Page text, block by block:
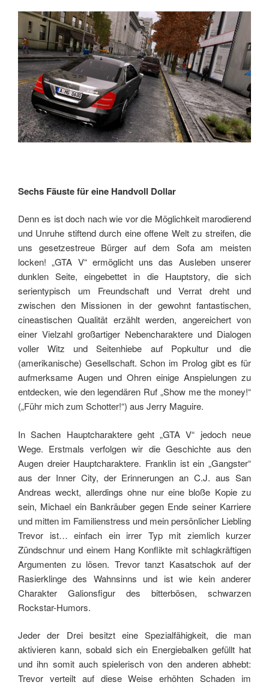
Sechs Fäuste für eine Handvoll Dollar
Denn es ist doch nach wie vor die Möglichkeit marodierend
und Unruhe stiftend durch eine offene Welt zu streifen, die
uns gesetzestreue Bürger auf dem Sofa am meisten
locken! „GTA V“ ermöglicht uns das Ausleben unserer
dunklen Seite, eingebettet in die Hauptstory, die sich
serientypisch um Freundschaft und Verrat dreht und
zwischen den Missionen in der gewohnt fantastischen,
cineastischen Qualität erzählt werden, angereichert von
einer Vielzahl großartiger Nebencharaktere und Dialogen
voller Witz und Seitenhiebe auf Popkultur und die
(amerikanische) Gesellschaft. Schon im Prolog gibt es für
aufmerksame Augen und Ohren einige Anspielungen zu
entdecken, wie den legendären Ruf „Show me the money!“
(„Führ mich zum Schotter!“) aus Jerry Maguire.
In Sachen Hauptcharaktere geht „GTA V“ jedoch neue
Wege. Erstmals verfolgen wir die Geschichte aus den
Augen dreier Hauptcharaktere. Franklin ist ein „Gangster“
aus der Inner City, der Erinnerungen an C.J. aus San
Andreas weckt, allerdings ohne nur eine bloße Kopie zu
sein, Michael ein Bankräuber gegen Ende seiner Karriere
und mitten im Familienstress und mein persönlicher Liebling
Trevor ist… einfach ein irrer Typ mit ziemlich kurzer
Zündschnur und einem Hang Konflikte mit schlagkräftigen
Argumenten zu lösen. Trevor tanzt Kasatschok auf der
Rasierklinge des Wahnsinns und ist wie kein anderer
Charakter Galionsfigur des bitterbösen, schwarzen
Rockstar-Humors.
Jeder der Drei besitzt eine Spezialfähigkeit, die man
aktivieren kann, sobald sich ein Energiebalken gefüllt hat
und ihn somit auch spielerisch von den anderen abhebt:
Trevor verteilt auf diese Weise erhöhten Schaden im